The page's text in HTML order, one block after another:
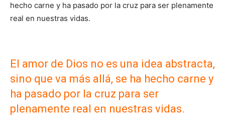
hecho carne y ha pasado por la cruz para ser plenamente
real en nuestras vidas.
El amor de Dios no es una idea abstracta,
sino que va más allá, se ha hecho carne y
ha pasado por la cruz para ser
plenamente real en nuestras vidas.